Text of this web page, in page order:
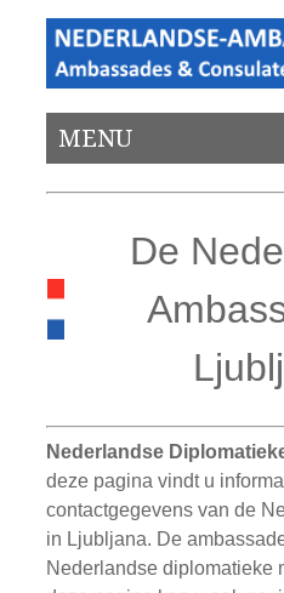
MENU
De
Nederlandse
deze pagina vindt u
contactgegevens van de
in Ljubljana. De
Nederlandse diplomatieke